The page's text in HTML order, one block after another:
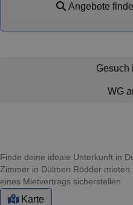
Angebote
Gesuch
WG
Finde deine ideale Unterkunft in
Zimmer in Dülmen Rödder
eines Mietvertrags sicherstellen.
Karte